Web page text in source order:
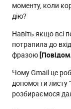
Як скоротити
моменту, коли
дію?
Навіть якщо всі
потрапила до
фразою
Чому Gmail це
допомогти листу
розбираємося